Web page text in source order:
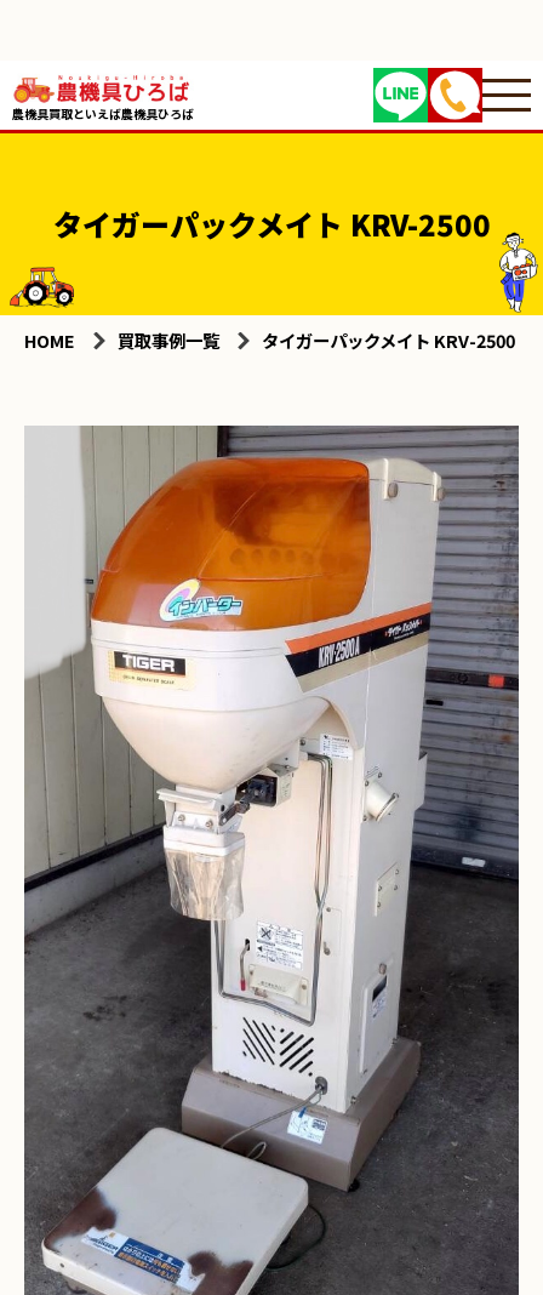
農機具買取といえば農機具ひろば
タイガーパックメイト KRV-2500
HOME 買取事例一覧 タイガーパックメイト KRV-2500